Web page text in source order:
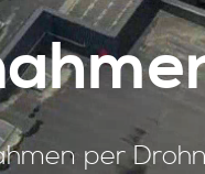
per